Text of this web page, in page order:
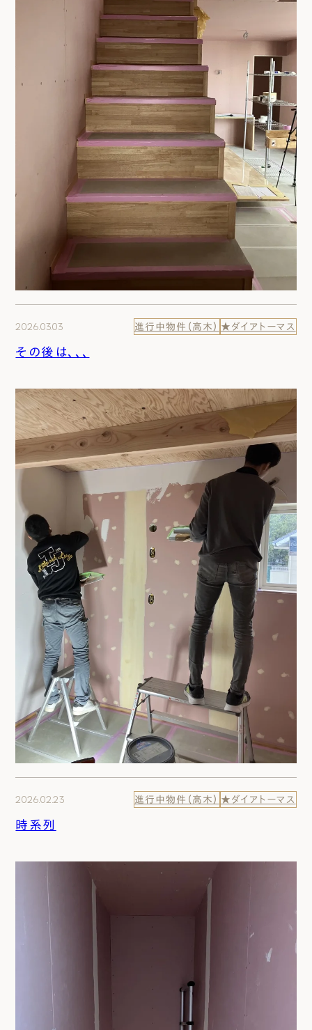
2026.03.03 進行中物件（高木） ★ダイアトーマス
その後は、、、
2026.02.23 進行中物件（高木） ★ダイアトーマス
時系列